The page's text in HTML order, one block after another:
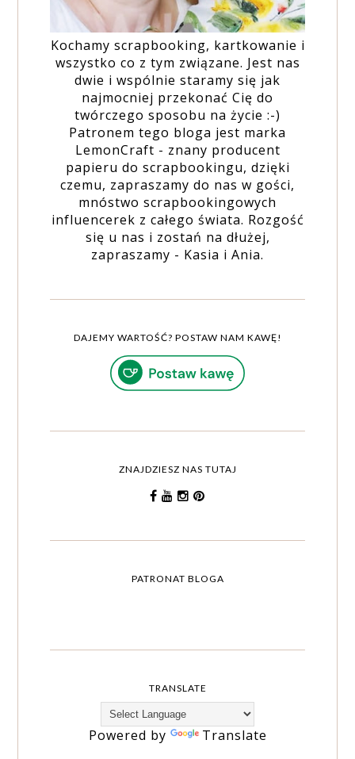
Kochamy scrapbooking, kartkowanie i
wszystko co z tym związane. Jest nas
dwie i wspólnie staramy się jak
najmocniej przekonać Cię do
twórczego sposobu na życie :-)
Patronem tego bloga jest marka
LemonCraft - znany producent
papieru do scrapbookingu, dzięki
czemu, zapraszamy do nas w gości,
mnóstwo scrapbookingowych
influencerek z całego świata. Rozgość
się u nas i zostań na dłużej,
zapraszamy - Kasia i Ania.
DAJEMY WARTOŚĆ? POSTAW NAM KAWĘ!
ZNAJDZIESZ NAS TUTAJ
PATRONAT BLOGA
TRANSLATE
Powered by Translate